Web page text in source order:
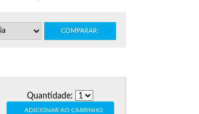
COMPARAR:
Quantidade:
ADICIONAR AO CARRINHO